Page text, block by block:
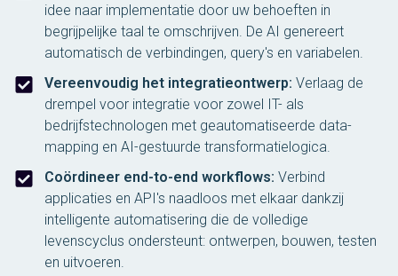
idee naar implementatie door uw behoeften in
begrijpelijke taal te omschrijven. De AI genereert
automatisch de verbindingen, query's en variabelen.
Vereenvoudig het integratieontwerp: Verlaag de
drempel voor integratie voor zowel IT- als
bedrijfstechnologen met geautomatiseerde data-
mapping en AI-gestuurde transformatielogica.
Coördineer end-to-end workflows: Verbind
applicaties en API's naadloos met elkaar dankzij
intelligente automatisering die de volledige
levenscyclus ondersteunt: ontwerpen, bouwen, testen
en uitvoeren.